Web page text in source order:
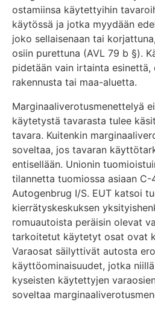
ostamiinsa käytettyihin
käytössä ja jotka myydään
joko sellaisenaan tai
osiin purettuna (AVL 79 b §).
pidetään vain irtainta esinettä,
rakennusta tai maa-aluetta.
Marginaaliverotusmenettelyä
käytetystä tavarasta tulee
tavara. Kuitenkin
soveltaa, jos tavaran
entisellään. Unionin
tilannetta tuomiossa asiaan C-
Autogenbrug I/S. EUT katsoi
kierrätyskeskuksen
romuautoista peräisin olevat
tarkoitetut käytetyt osat ovat
Varaosat säilyttivät autosta
käyttöominaisuudet, jotka
kyseisten käytettyjen
soveltaa